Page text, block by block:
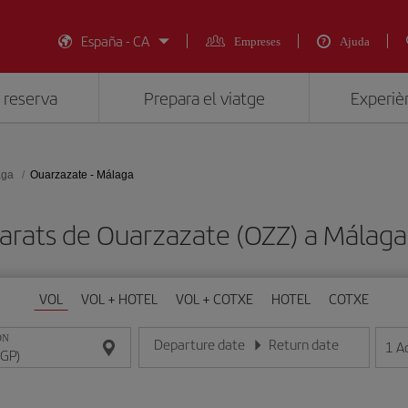
España - CA
Empreses Ajuda
Prepara el viatge
Ouarzazate - Málaga
de Ouarzazate (OZZ) a
VOL VOL + HOTEL VOL + COTXE HOTEL COTXE
Departure date
Introduce la fecha en format dia/mes/any
Return date
Introduce la fecha en format
1